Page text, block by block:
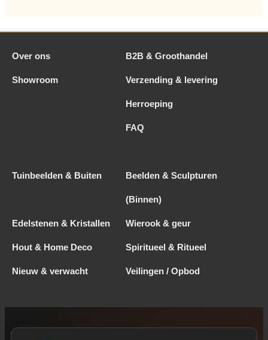
Over ons B2B & Groothandel
Showroom Verzending & levering
Herroeping
FAQ
Tuinbeelden & Buiten Beelden & Sculpturen
(Binnen)
Edelstenen & Kristallen Wierook & geur
Hout & Home Deco Spiritueel & Ritueel
Nieuw & verwacht Veilingen / Opbod